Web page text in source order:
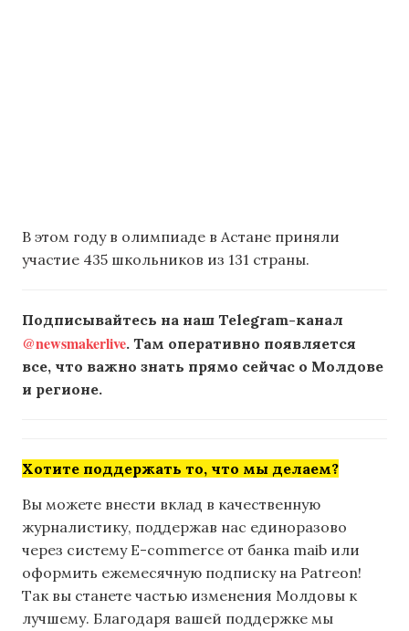
В этом году в олимпиаде в Астане приняли
участие 435 школьников из 131 страны.
Подписывайтесь на наш Telegram-канал
@newsmakerlive. Там оперативно появляется
все, что важно знать прямо сейчас о Молдове
и регионе.
Хотите поддержать то, что мы делаем?
Вы можете внести вклад в качественную
журналистику, поддержав нас единоразово
через систему E-commerce от банка maib или
оформить ежемесячную подписку на Patreon!
Так вы станете частью изменения Молдовы к
лучшему. Благодаря вашей поддержке мы